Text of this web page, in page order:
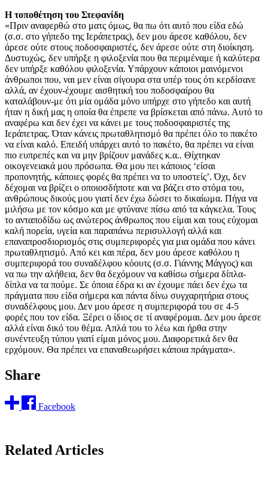
Η τοποθέτηση του Στεφανίδη
«Πριν αναφερθώ στο ματς όμως, θα πω ότι αυτό που είδα εδώ
(σ.σ. στο γήπεδο της Ιεράπετρας), δεν μου άρεσε καθόλου, δεν
άρεσε ούτε στους ποδοσφαιριστές, δεν άρεσε ούτε στη διοίκηση.
Δυστυχώς, δεν υπήρξε η φιλοξενία που θα περιμέναμε ή καλύτερα
δεν υπήρξε καθόλου φιλοξενία. Υπάρχουν κάποιοι μαινόμενοι
άνθρωποι που, ναι μεν είναι σίγουρα στα υπέρ τους ότι κερδίσανε
αλλά, αν έχουν-έχουμε αισθητική του ποδοσφαίρου θα
καταλάβουν-με ότι μία ομάδα μόνο υπήρχε στο γήπεδο και αυτή
ήταν η δική μας η οποία θα έπρεπε να βρίσκεται από πάνω. Αυτό το
αναφέρω και δεν έχει να κάνει με τους ποδοσφαιριστές της
Ιεράπετρας. Όταν κάνεις πρωταθλητισμό θα πρέπει όλο το πακέτο
να είναι καλό. Επειδή υπάρχει αυτό το πακέτο, θα πρέπει να είναι
πιο ευπρεπές και να μην βρίζουν μανάδες κ.α.. Θίχτηκαν
οικογενειακά μου πρόσωπα. Θα μου πει κάποιος ‘είσαι
προπονητής, κάποιες φορές θα πρέπει να το υποστείς’. Όχι, δεν
δέχομαι να βρίζει ο οποιοσδήποτε και να βάζει στο στόμα του,
ανθρώπους δικούς μου γιατί δεν έχω δώσει το δικαίωμα. Πήγα να
μιλήσω με τον κόσμο και με φτύνανε πίσω από τα κάγκελα. Τους
το ανταποδίδω ως ανώτερος άνθρωπος που είμαι και τους εύχομαι
καλή πορεία, υγεία και παραπάνω περισυλλογή αλλά και
επαναπροσδιορισμός στις συμπεριφορές για μια ομάδα που κάνει
πρωταθλητισμό. Από κει και πέρα, δεν μου άρεσε καθόλου η
συμπεριφορά του συναδέλφου κόουτς (σ.σ. Γιάννης Μάγγος) και
να πω την αλήθεια, δεν θα δεχόμουν να καθίσω σήμερα δίπλα-
δίπλα να τα πούμε. Σε όποια έδρα κι αν έχουμε πάει δεν έχω τα
πράγματα που είδα σήμερα και πάντα δίνω συγχαρητήρια στους
συναδέλφους μου. Δεν μου άρεσε η συμπεριφορά του σε 4-5
φορές που τον είδα. Ξέρει ο ίδιος σε τί αναφέρομαι. Δεν μου άρεσε
αλλά είναι δικό του θέμα. Απλά του το λέω και ήρθα στην
συνέντευξη τύπου γιατί είμαι μόνος μου. Διαφορετικά δεν θα
ερχόμουν. Θα πρέπει να επαναθεωρήσει κάποια πράγματα».
Share
Facebook
Related Articles